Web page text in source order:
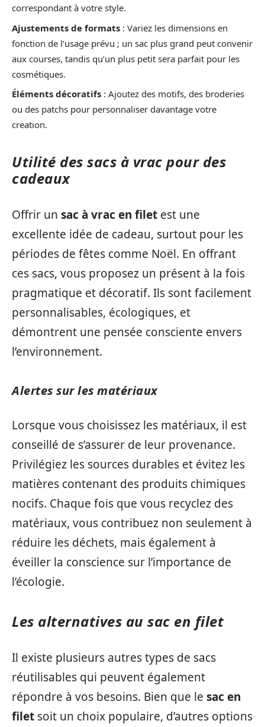
correspondant à votre style.
Ajustements de formats : Variez les dimensions en
fonction de l’usage prévu ; un sac plus grand peut convenir
aux courses, tandis qu’un plus petit sera parfait pour les
cosmétiques.
Éléments décoratifs : Ajoutez des motifs, des broderies
ou des patchs pour personnaliser davantage votre
creation.
Utilité des sacs à vrac pour des
cadeaux
Offrir un sac à vrac en filet est une
excellente idée de cadeau, surtout pour les
périodes de fêtes comme Noël. En offrant
ces sacs, vous proposez un présent à la fois
pragmatique et décoratif. Ils sont facilement
personnalisables, écologiques, et
démontrent une pensée consciente envers
l’environnement.
Alertes sur les matériaux
Lorsque vous choisissez les matériaux, il est
conseillé de s’assurer de leur provenance.
Privilégiez les sources durables et évitez les
matières contenant des produits chimiques
nocifs. Chaque fois que vous recyclez des
matériaux, vous contribuez non seulement à
réduire les déchets, mais également à
éveiller la conscience sur l’importance de
l’écologie.
Les alternatives au sac en filet
Il existe plusieurs autres types de sacs
réutilisables qui peuvent également
répondre à vos besoins. Bien que le sac en
filet soit un choix populaire, d’autres options